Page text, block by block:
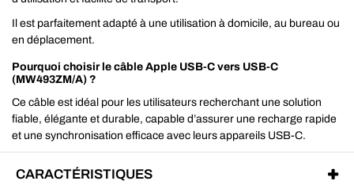
Il est parfaitement adapté à une utilisation à domicile, au bureau ou
en déplacement.
Pourquoi choisir le câble Apple USB-C vers USB-C
(MW493ZM/A) ?
Ce câble est idéal pour les utilisateurs recherchant une solution
fiable, élégante et durable, capable d’assurer une recharge rapide
et une synchronisation efficace avec leurs appareils USB-C.
CARACTÉRISTIQUES